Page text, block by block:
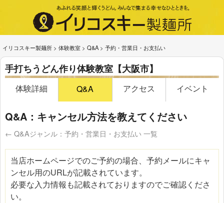
イリコスキー製麺所 > 体験教室 > Q&A > 予約・営業日・お支払い
手打ちうどん作り体験教室【大阪市】
体験詳細 Q&A アクセス イベント
Q&A：キャンセル方法を教えてください
← Q&Aジャンル：予約・営業日・お支払い 一覧
当店ホームページでのご予約の場合、予約メールにキャ
ンセル用のURLが記載されています。
必要な入力情報も記載されておりますのでご確認くださ
い。